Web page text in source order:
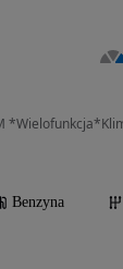
Benzyna